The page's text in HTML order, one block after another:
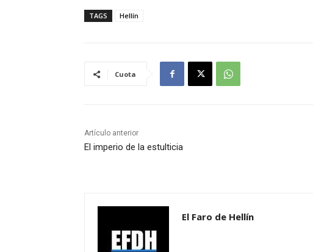
TAGS Hellín
Cuota
Artículo anterior
El imperio de la estulticia
El Faro de Hellín